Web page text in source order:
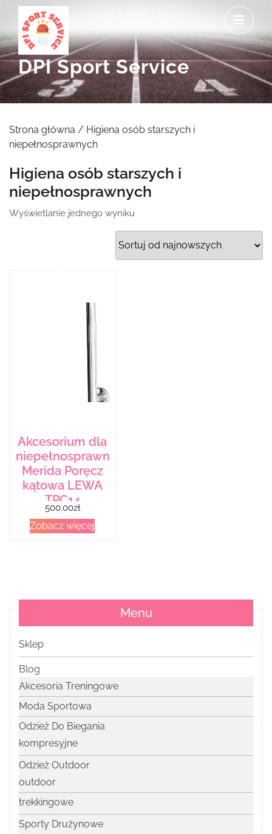
content
DPI Sport Service
Strona główna / Higiena osób starszych i
niepełnosprawnych
Higiena osób starszych i
niepełnosprawnych
Wyświetlanie jednego wyniku
Akcesorium dla
niepełnosprawnych
Merida Poręcz
kątowa LEWA
TPC14
500.00zł
Zobacz więcej
Menu
Sklep
Blog
Akcesoria Treningowe
Moda Sportowa
Odzież Do Biegania
kompresyjne
Odzież Outdoor
outdoor
trekkingowe
Sporty Drużynowe